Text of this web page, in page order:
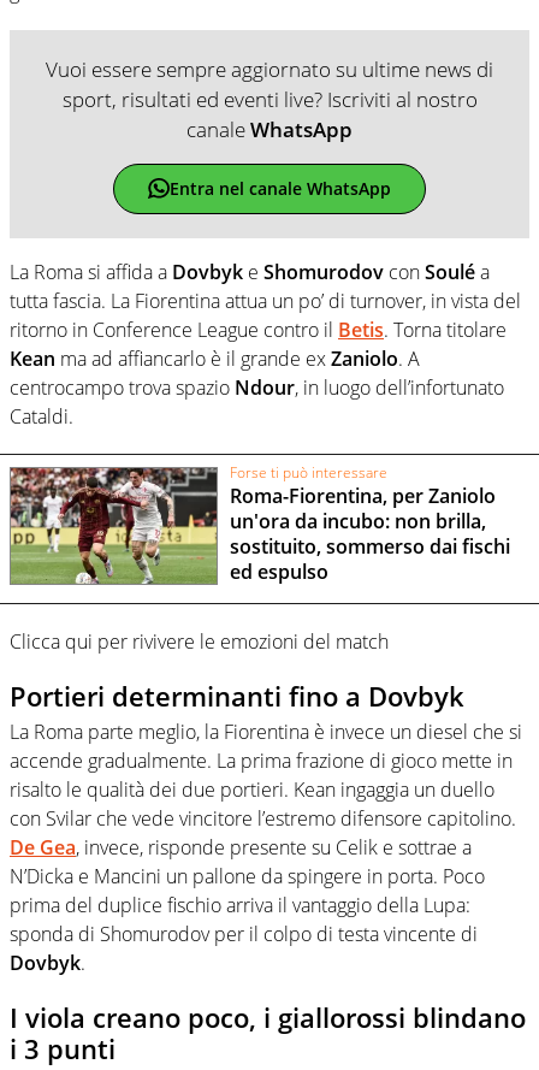
Vuoi essere sempre aggiornato su ultime news di
sport, risultati ed eventi live? Iscriviti al nostro
canaleWhatsApp
Entra nel canale WhatsApp
La Roma si affida a Dovbyk e Shomurodov conSouléa
tutta fascia. La Fiorentina attua un po’ di turnover, in vista del
ritorno in Conference League contro il Betis. Torna titolare
Kean ma ad affiancarlo è il grande exZaniolo. A
centrocampo trova spazio Ndour, in luogo dell’infortunato
Cataldi.
Forse ti può interessare
Roma-Fiorentina, per Zaniolo
un'ora da incubo: non brilla,
sostituito, sommerso dai fischi
ed espulso
Clicca qui per rivivere le emozioni del match
Portieri determinanti fino a Dovbyk
La Roma parte meglio, la Fiorentina è invece un diesel che si
accende gradualmente. La prima frazione di gioco mette in
risalto le qualità dei due portieri. Kean ingaggia un duello
con Svilar che vede vincitore l’estremo difensore capitolino.
De Gea, invece, risponde presente su Celik e sottrae a
N’Dicka e Mancini un pallone da spingere in porta. Poco
prima del duplice fischio arriva il vantaggio della Lupa:
sponda di Shomurodov per il colpo di testa vincente di
Dovbyk.
I viola creano poco, i giallorossi blindano
i 3 punti